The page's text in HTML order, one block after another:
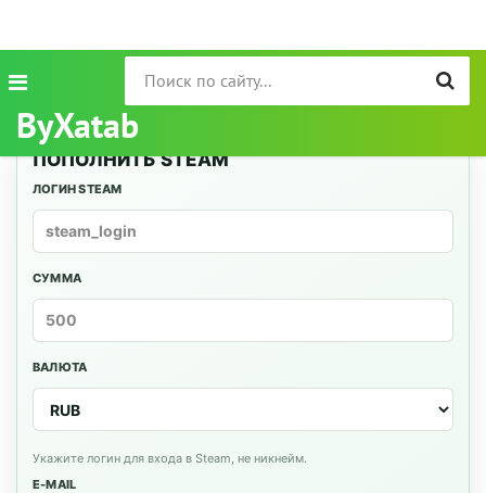
ByXatab
ПОПОЛНИТЬ STEAM
ЛОГИН STEAM
СУММА
ВАЛЮТА
Укажите логин для входа в Steam, не никнейм.
E-MAIL